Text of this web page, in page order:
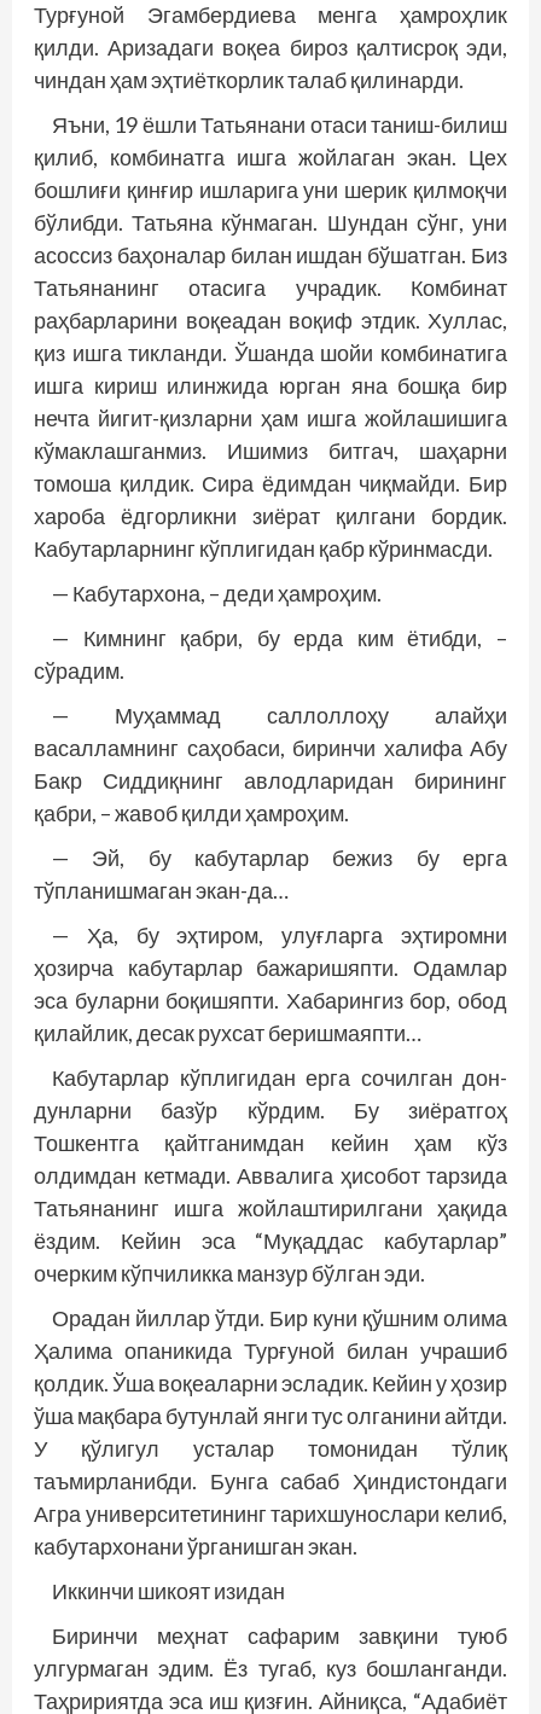
Турғуной Эгамбердиева менга ҳамроҳлик
қилди. Аризадаги воқеа бироз қалтисроқ эди,
чиндан ҳам эҳтиёткорлик талаб қилинарди.
Яъни, 19 ёшли Татьянани отаси таниш-билиш
қилиб, комбинатга ишга жойлаган экан. Цех
бошлиғи қинғир ишларига уни шерик қилмоқчи
бўлибди. Татьяна кўнмаган. Шундан сўнг, уни
асоссиз баҳоналар билан ишдан бўшатган. Биз
Татьянанинг отасига учрадик. Комбинат
раҳбарларини воқеадан воқиф этдик. Хуллас,
қиз ишга тикланди. Ўшанда шойи комбинатига
ишга кириш илинжида юрган яна бошқа бир
нечта йигит-қизларни ҳам ишга жойлашишига
кўмаклашганмиз. Ишимиз битгач, шаҳарни
томоша қилдик. Сира ёдимдан чиқмайди. Бир
хароба ёдгорликни зиёрат қилгани бордик.
Кабутарларнинг кўплигидан қабр кўринмасди.
— Кабутархона, – деди ҳамроҳим.
— Кимнинг қабри, бу ерда ким ётибди, –
сўрадим.
— Муҳаммад саллоллоҳу алайҳи
васалламнинг саҳобаси, биринчи халифа Абу
Бакр Сиддиқнинг авлодларидан бирининг
қабри, – жавоб қилди ҳамроҳим.
— Эй, бу кабутарлар бежиз бу ерга
тўпланишмаган экан-да…
— Ҳа, бу эҳтиром, улуғларга эҳтиромни
ҳозирча кабутарлар бажаришяпти. Одамлар
эса буларни боқишяпти. Хабарингиз бор, обод
қилайлик, десак рухсат беришмаяпти…
Кабутарлар кўплигидан ерга сочилган дон-
дунларни базўр кўрдим. Бу зиёратгоҳ
Тошкентга қайтганимдан кейин ҳам кўз
олдимдан кетмади. Аввалига ҳисобот тарзида
Татьянанинг ишга жойлаштирилгани ҳақида
ёздим. Кейин эса “Муқаддас кабутарлар”
очерким кўпчиликка манзур бўлган эди.
Орадан йиллар ўтди. Бир куни қўшним олима
Ҳалима опаникида Турғуной билан учрашиб
қолдик. Ўша воқеаларни эсладик. Кейин у ҳозир
ўша мақбара бутунлай янги тус олганини айтди.
У қўлигул усталар томонидан тўлиқ
таъмирланибди. Бунга сабаб Ҳиндистондаги
Агра университетининг тарихшунослари келиб,
кабутархонани ўрганишган экан.
Иккинчи шикоят изидан
Биринчи меҳнат сафарим завқини туюб
улгурмаган эдим. Ёз тугаб, куз бошланганди.
Таҳририятда эса иш қизғин. Айниқса, “Адабиёт